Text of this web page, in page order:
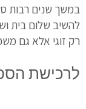
במשך שנים רבות
להשיב שלום בית
רק זוגי אלא גם
לרכישת